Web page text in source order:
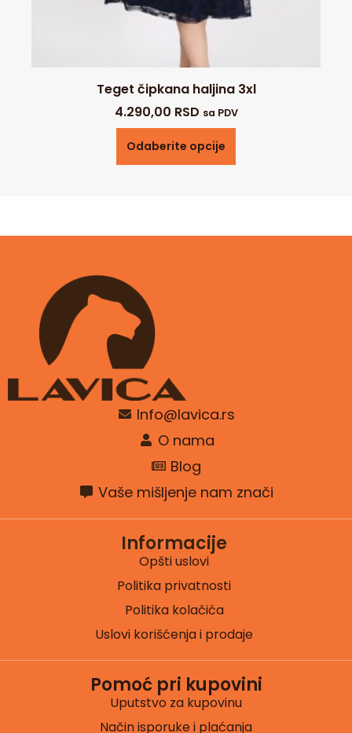
Teget čipkana haljina 3xl
4.290,00 RSD sa PDV
Odaberite opcije
Info@lavica.rs
O nama
Blog
Vaše mišljenje nam znači
Informacije
Opšti uslovi
Politika privatnosti
Politika kolačića
Uslovi korišćenja i prodaje
Pomoć pri kupovini
Uputstvo za kupovinu
Način isporuke i plaćanja